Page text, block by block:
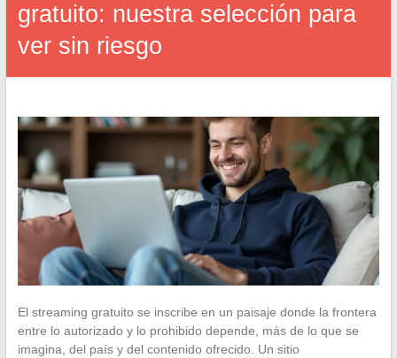
gratuito: nuestra selección para
ver sin riesgo
El streaming gratuito se inscribe en un paisaje donde la frontera
entre lo autorizado y lo prohibido depende, más de lo que se
imagina, del país y del contenido ofrecido. Un sitio